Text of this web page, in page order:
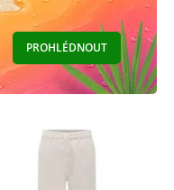
PROHLÉDNOUT